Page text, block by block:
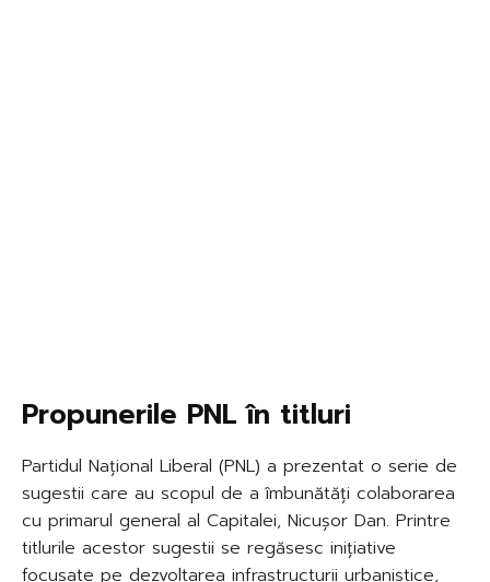
Propunerile PNL în titluri
Partidul Național Liberal (PNL) a prezentat o serie de
sugestii care au scopul de a îmbunătăți colaborarea
cu primarul general al Capitalei, Nicușor Dan. Printre
titlurile acestor sugestii se regăsesc inițiative
focusate pe dezvoltarea infrastructurii urbanistice,